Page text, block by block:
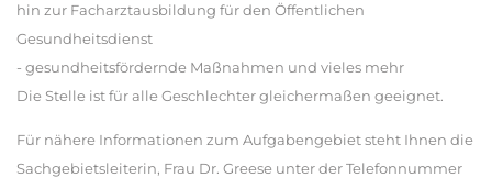
hin zur Facharztausbildung für den Öffentlichen
Gesundheitsdienst
- gesundheitsfördernde Maßnahmen und vieles mehr
Die Stelle ist für alle Geschlechter gleichermaßen geeignet.
Für nähere Informationen zum Aufgabengebiet steht Ihnen die
Sachgebietsleiterin, Frau Dr. Greese unter der Telefonnummer